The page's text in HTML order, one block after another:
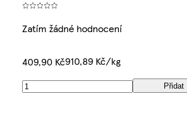
Zatím žádné hodnocení
409,90 Kč910,89 Kč/kg
Přidat